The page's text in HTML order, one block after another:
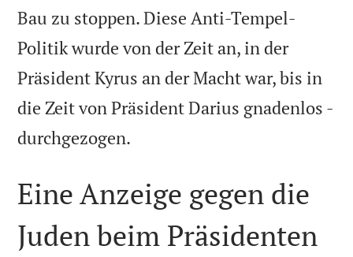
Bau zu stoppen. Diese Anti-Tempel-
Politik wurde von der Zeit an, in der
Präsident Kyrus an der Macht war, bis in
die Zeit von Präsident Darius gnadenlos -
durchgezogen.
Eine Anzeige gegen die
Juden beim Präsidenten